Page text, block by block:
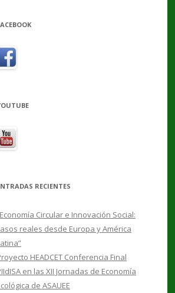
RECIENTES
Circular e Innovación Social:
reales desde Europa y América
HEADCET Conferencia Final
en las XII Jornadas de Economía
de ASAUEE